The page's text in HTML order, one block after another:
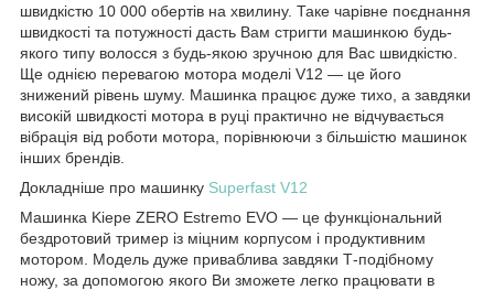
швидкістю 10 000 обертів на хвилину. Таке чарівне поєднання
швидкості та потужності дасть Вам стригти машинкою будь-
якого типу волосся з будь-якою зручною для Вас швидкістю.
Ще однією перевагою мотора моделі V12 — це його
знижений рівень шуму. Машинка працює дуже тихо, а завдяки
високій швидкості мотора в руці практично не відчувається
вібрація від роботи мотора, порівнюючи з більшістю машинок
інших брендів.
Докладніше про машинку Superfast V12
Машинка Kiepe ZERO Estremo EVO — це функціональний
бездротовий тример із міцним корпусом і продуктивним
мотором. Модель дуже приваблива завдяки Т-подібному
ножу, за допомогою якого Ви зможете легко працювати в